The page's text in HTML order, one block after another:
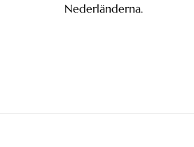
Nederländerna.